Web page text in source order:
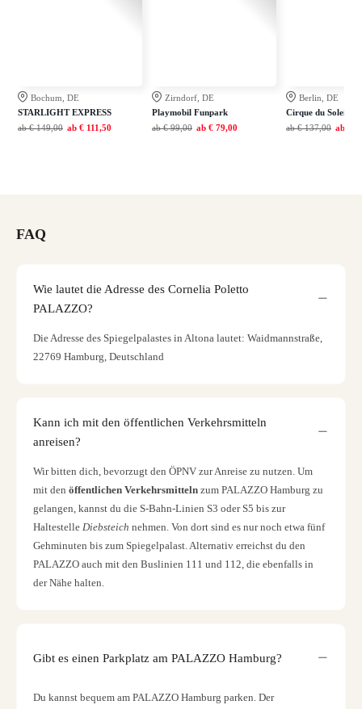
Bochum, DE
STARLIGHT EXPRESS
ab € 149,00 ab € 111,50
Zirndorf, DE
Playmobil Funpark
ab € 99,00 ab € 79,00
Berlin, DE
Cirque du Soleil
ab € 137,00 ab
FAQ
Wie lautet die Adresse des Cornelia Poletto
PALAZZO?
Die Adresse des Spiegelpalastes in Altona lautet: Waidmannstraße,
22769 Hamburg, Deutschland
Kann ich mit den öffentlichen Verkehrsmitteln
anreisen?
Wir bitten dich, bevorzugt den ÖPNV zur Anreise zu nutzen. Um
mit den öffentlichen Verkehrsmitteln zum PALAZZO Hamburg zu
gelangen, kannst du die S-Bahn-Linien S3 oder S5 bis zur
Haltestelle Diebsteich nehmen. Von dort sind es nur noch etwa fünf
Gehminuten bis zum Spiegelpalast. Alternativ erreichst du den
PALAZZO auch mit den Buslinien 111 und 112, die ebenfalls in
der Nähe halten.
Gibt es einen Parkplatz am PALAZZO Hamburg?
Du kannst bequem am PALAZZO Hamburg parken. Der